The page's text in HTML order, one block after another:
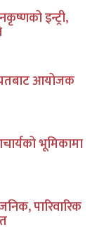
इन्ट्री,
आयोजक
भूमिकामा
पारिवारिक